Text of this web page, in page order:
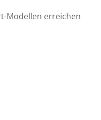
Modellen erreichen